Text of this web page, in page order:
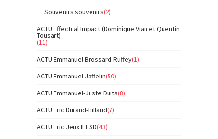
Souvenirs souvenirs(2)
ACTU Effectual Impact (Dominique Vian et Quentin
Tousart)
(11)
ACTU Emmanuel Brossard-Ruffey(1)
ACTU Emmanuel Jaffelin(50)
ACTU Emmanuel-Juste Duits(8)
ACTU Eric Durand-Billaud(7)
ACTU Eric Jeux IFESD(43)